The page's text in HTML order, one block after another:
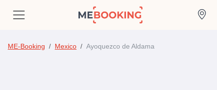
ME-Booking Mexico Ayoquezco de Aldama